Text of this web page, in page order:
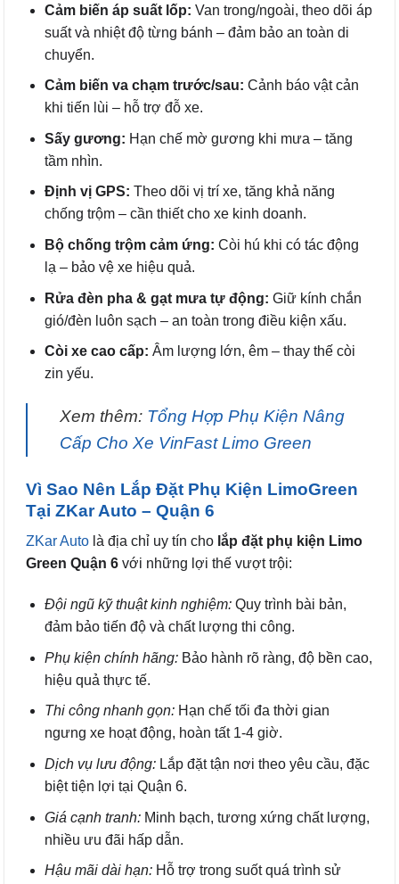
Cảm biến áp suất lốp: Van trong/ngoài, theo dõi áp
suất và nhiệt độ từng bánh – đảm bảo an toàn di
chuyển.
Cảm biến va chạm trước/sau: Cảnh báo vật cản
khi tiến lùi – hỗ trợ đỗ xe.
Sấy gương: Hạn chế mờ gương khi mưa – tăng
tầm nhìn.
Định vị GPS: Theo dõi vị trí xe, tăng khả năng
chống trộm – cần thiết cho xe kinh doanh.
Bộ chống trộm cảm ứng: Còi hú khi có tác động
lạ – bảo vệ xe hiệu quả.
Rửa đèn pha & gạt mưa tự động: Giữ kính chắn
gió/đèn luôn sạch – an toàn trong điều kiện xấu.
Còi xe cao cấp: Âm lượng lớn, êm – thay thế còi
zin yếu.
Xem thêm: Tổng Hợp Phụ Kiện Nâng
Cấp Cho Xe VinFast Limo Green
Vì Sao Nên Lắp Đặt Phụ Kiện LimoGreen
Tại ZKar Auto – Quận 6
ZKar Auto là địa chỉ uy tín cho lắp đặt phụ kiện Limo
Green Quận 6 với những lợi thế vượt trội:
Đội ngũ kỹ thuật kinh nghiệm:Quy trình bài bản,
đảm bảo tiến độ và chất lượng thi công.
Phụ kiện chính hãng:Bảo hành rõ ràng, độ bền cao,
hiệu quả thực tế.
Thi công nhanh gọn:Hạn chế tối đa thời gian
ngưng xe hoạt động, hoàn tất 1-4 giờ.
Dịch vụ lưu động:Lắp đặt tận nơi theo yêu cầu, đặc
biệt tiện lợi tại Quận 6.
Giá cạnh tranh:Minh bạch, tương xứng chất lượng,
nhiều ưu đãi hấp dẫn.
Hậu mãi dài hạn:Hỗ trợ trong suốt quá trình sử